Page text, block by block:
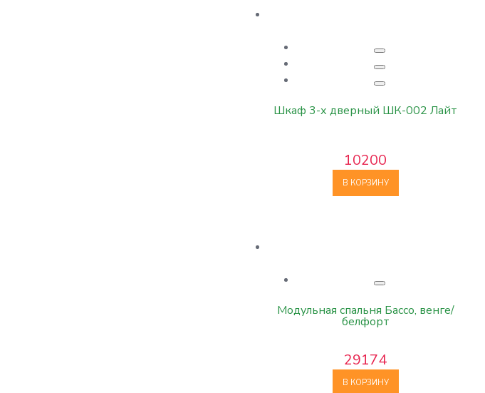
Шкаф 3-х дверный ШК-002 Лайт
10200
В КОРЗИНУ
Модульная спальня Бассо, венге/
белфорт
29174
В КОРЗИНУ